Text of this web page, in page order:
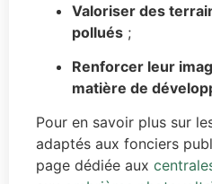
Valoriser des
pollués ;
Renforcer leur
matière de
Pour en savoir plus sur
adaptés aux fonciers
page dédiée aux